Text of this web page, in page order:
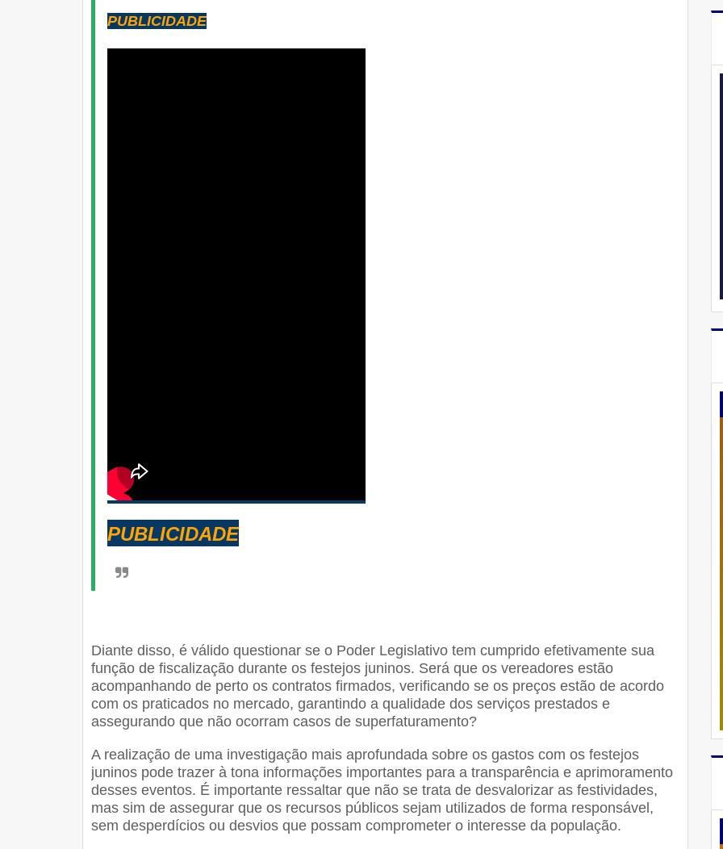
PUBLICIDADE
PUBLICIDADE
Diante disso, é válido questionar se o Poder Legislativo tem cumprido efetivamente sua
função de fiscalização durante os festejos juninos. Será que os vereadores estão
acompanhando de perto os contratos firmados, verificando se os preços estão de acordo
com os praticados no mercado, garantindo a qualidade dos serviços prestados e
assegurando que não ocorram casos de superfaturamento?
A realização de uma investigação mais aprofundada sobre os gastos com os festejos
juninos pode trazer à tona informações importantes para a transparência e aprimoramento
desses eventos. É importante ressaltar que não se trata de desvalorizar as festividades,
mas sim de assegurar que os recursos públicos sejam utilizados de forma responsável,
sem desperdícios ou desvios que possam comprometer o interesse da população.